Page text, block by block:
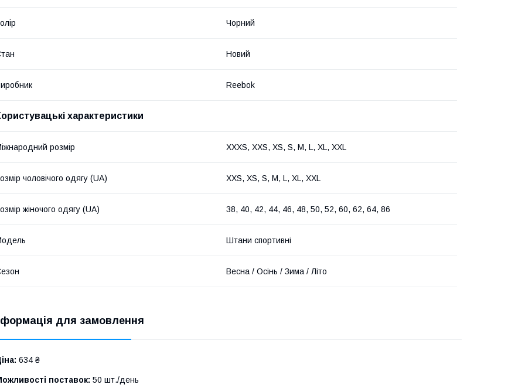
Чорний
Новий
Reebok
характеристики
розмір XXXS, XXS, XS, S, M, L, XL, XXL
чоловічого одягу (UA) XXS, XS, S, M, L, XL, XXL
жіночого одягу (UA) 38, 40, 42, 44, 46, 48, 50, 52, 60, 62, 64, 86
Штани спортивні
Весна / Осінь / Зима / Літо
для замовлення
634 ₴
поставок: 50 шт./день